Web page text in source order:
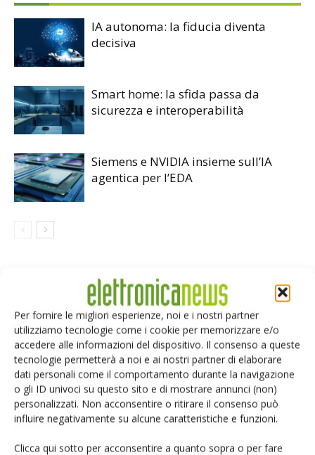
Per fornire le migliori esperienze, noi e i nostri partner
utilizziamo tecnologie come i cookie per memorizzare e/o
accedere alle informazioni del dispositivo. Il consenso a queste
tecnologie permetterà a noi e ai nostri partner di elaborare
dati personali come il comportamento durante la navigazione
o gli ID univoci su questo sito e di mostrare annunci (non)
personalizzati. Non acconsentire o ritirare il consenso può
influire negativamente su alcune caratteristiche e funzioni.
Clicca qui sotto per acconsentire a quanto sopra o per fare
IA autonoma: la fiducia diventa
decisiva
Smart home: la sfida passa da
sicurezza e interoperabilità
Siemens e NVIDIA insieme sull’IA
agentica per l’EDA